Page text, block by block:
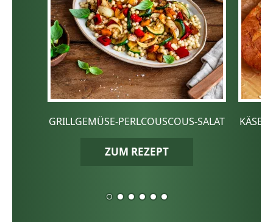
GRILLGEMÜSE-PERLCOUSCOUS-SALAT
ZUM REZEPT
KÄSE-